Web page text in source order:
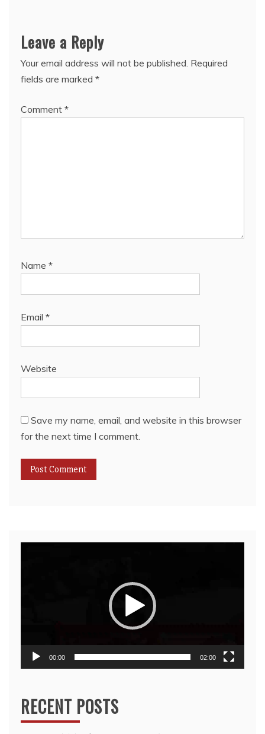
Leave a Reply
Your email address will not be published. Required
fields are marked *
Comment *
Name *
Email *
Website
Save my name, email, and website in this browser
for the next time I comment.
00:00 02:00
RECENT POSTS